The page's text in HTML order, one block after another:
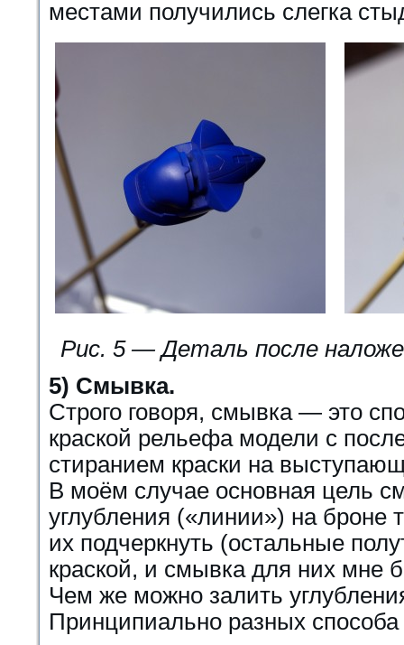
местами получились слегка
Рис. 5 — Деталь после
5) Смывка.
Строго говоря, смывка — это
краской рельефа модели с
стиранием краски на
В моём случае основная цель
углубления («линии») на
их подчеркнуть (остальные
краской, и смывка для них мне
Чем же можно залить
Принципиально разных